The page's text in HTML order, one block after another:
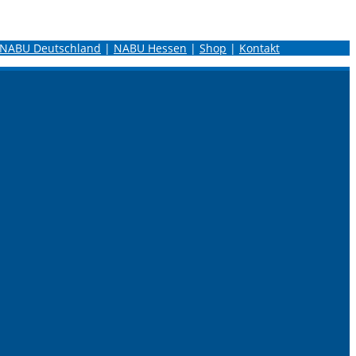
NABU Deutschland | NABU Hessen | Shop | Kontakt